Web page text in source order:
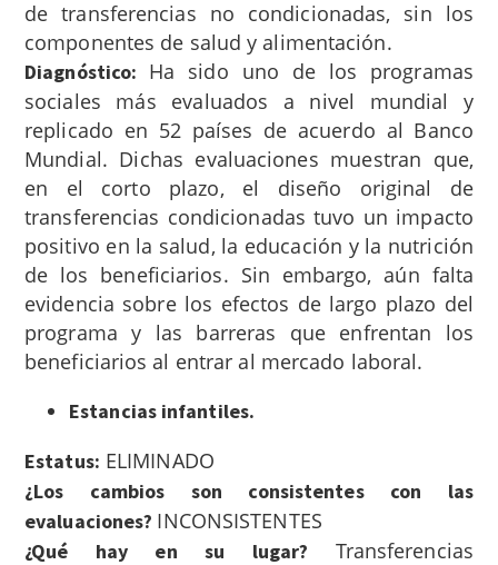
de transferencias no condicionadas, sin los
componentes de salud y alimentación.
Diagnóstico: Ha sido uno de los programas
sociales más evaluados a nivel mundial y
replicado en 52 países de acuerdo al Banco
Mundial. Dichas evaluaciones muestran que,
en el corto plazo, el diseño original de
transferencias condicionadas tuvo un impacto
positivo en la salud, la educación y la nutrición
de los beneficiarios. Sin embargo, aún falta
evidencia sobre los efectos de largo plazo del
programa y las barreras que enfrentan los
beneficiarios al entrar al mercado laboral.
Estancias infantiles.
Estatus: ELIMINADO
¿Los cambios son consistentes con las
evaluaciones? INCONSISTENTES
¿Qué hay en su lugar? Transferencias